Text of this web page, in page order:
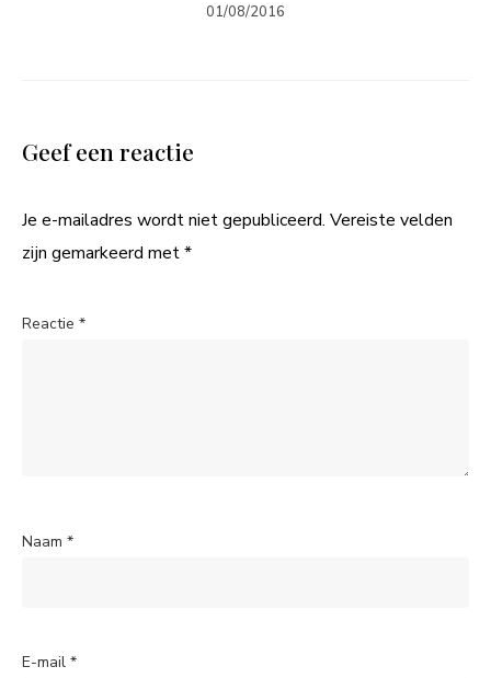
01/08/2016
Geef een reactie
Je e-mailadres wordt niet gepubliceerd. Vereiste velden
zijn gemarkeerd met*
Reactie *
Naam *
E-mail *